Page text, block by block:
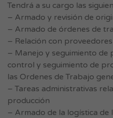
Tendrá a su cargo las
– Armado y revisión de
– Armado de órdenes de
– Relación con proveedores
– Manejo y seguimiento de
control y seguimiento de
las Ordenes de Trabajo
– Tareas administrativas
producción
– Armado de la logística de